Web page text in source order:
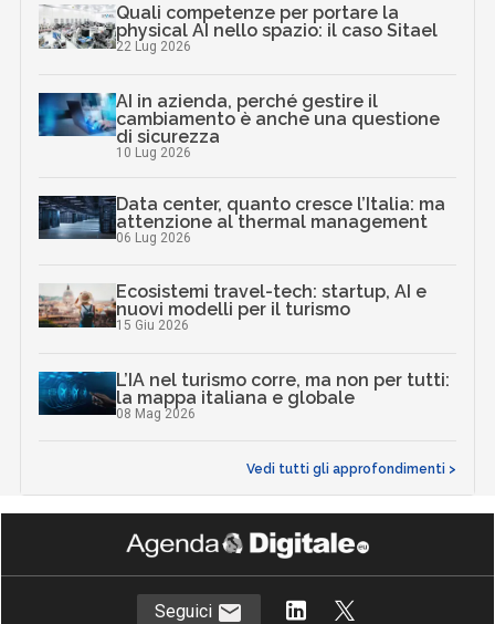
Quali competenze per portare la
physical AI nello spazio: il caso Sitael
22 Lug 2026
AI in azienda, perché gestire il
cambiamento è anche una questione
di sicurezza
10 Lug 2026
Data center, quanto cresce l’Italia: ma
attenzione al thermal management
06 Lug 2026
Ecosistemi travel-tech: startup, AI e
nuovi modelli per il turismo
15 Giu 2026
L’IA nel turismo corre, ma non per tutti:
la mappa italiana e globale
08 Mag 2026
Vedi tutti gli approfondimenti >
Seguici